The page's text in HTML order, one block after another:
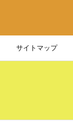
サイトマップ